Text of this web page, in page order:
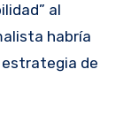
al
habría
de